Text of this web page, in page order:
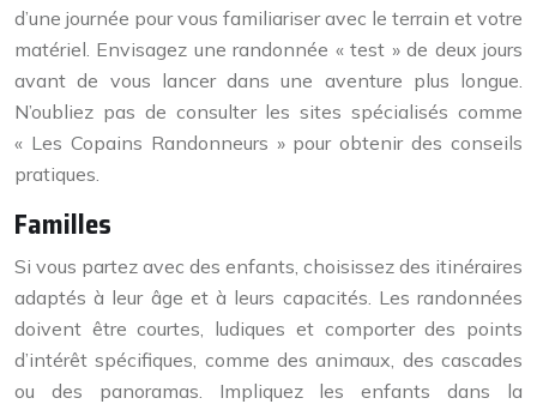
d’une journée pour vous familiariser avec le terrain et votre
matériel. Envisagez une randonnée « test » de deux jours
avant de vous lancer dans une aventure plus longue.
N’oubliez pas de consulter les sites spécialisés comme
« Les Copains Randonneurs » pour obtenir des conseils
pratiques.
Familles
Si vous partez avec des enfants, choisissez des itinéraires
adaptés à leur âge et à leurs capacités. Les randonnées
doivent être courtes, ludiques et comporter des points
d’intérêt spécifiques, comme des animaux, des cascades
ou des panoramas. Impliquez les enfants dans la